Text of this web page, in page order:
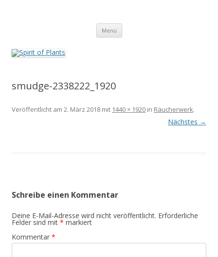
Menü
smudge-2338222_1920
Veröffentlicht am 2. März 2018 mit 1440 × 1920 in Räucherwerk.
Nächstes →
Schreibe einen Kommentar
Deine E-Mail-Adresse wird nicht veröffentlicht. Erforderliche
Felder sind mit * markiert
Kommentar *